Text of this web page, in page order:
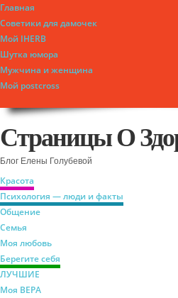
Главная
Советики для дамочек
Мой IHERB
Шутка юмора
Мужчина и женщина
Мой postcross
Страницы О
Блог Елены Голубевой
Красота
Психология — люди и факты
Общение
Семья
Моя любовь
Берегите себя
ЛУЧШИЕ
Моя ВЕРА